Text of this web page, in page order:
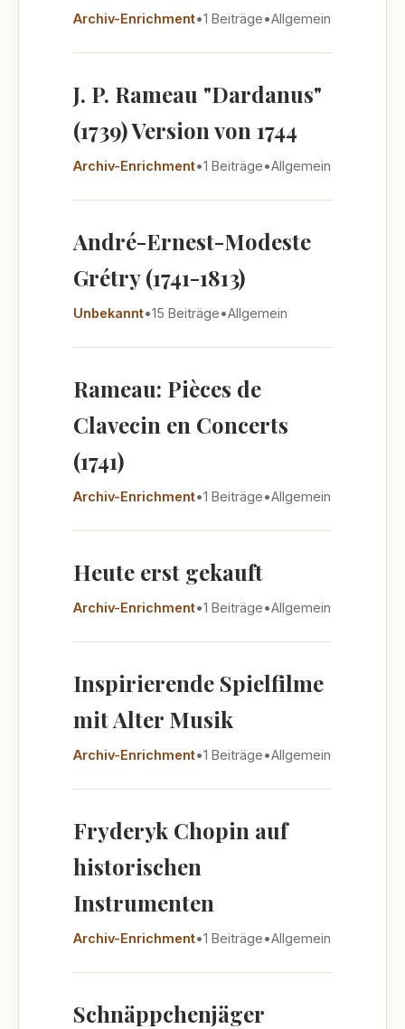
Archiv-Enrichment•1 Beiträge•Allgemein
J. P. Rameau "Dardanus"
(1739) Version von 1744
Archiv-Enrichment•1 Beiträge•Allgemein
André-Ernest-Modeste
Grétry (1741-1813)
Unbekannt•15 Beiträge•Allgemein
Rameau: Pièces de
Clavecin en Concerts
(1741)
Archiv-Enrichment•1 Beiträge•Allgemein
Heute erst gekauft
Archiv-Enrichment•1 Beiträge•Allgemein
Inspirierende Spielfilme
mit Alter Musik
Archiv-Enrichment•1 Beiträge•Allgemein
Fryderyk Chopin auf
historischen
Instrumenten
Archiv-Enrichment•1 Beiträge•Allgemein
Schnäppchenjäger